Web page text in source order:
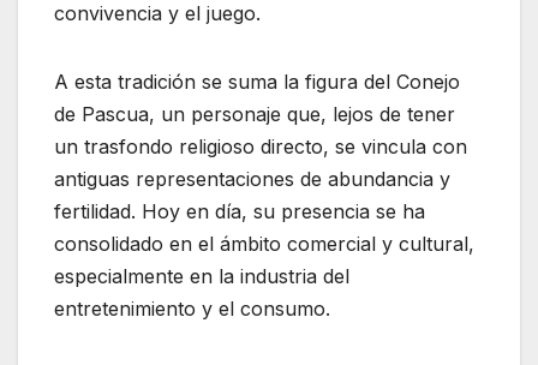
convivencia y el juego.
A esta tradición se suma la figura del Conejo
de Pascua, un personaje que, lejos de tener
un trasfondo religioso directo, se vincula con
antiguas representaciones de abundancia y
fertilidad. Hoy en día, su presencia se ha
consolidado en el ámbito comercial y cultural,
especialmente en la industria del
entretenimiento y el consumo.